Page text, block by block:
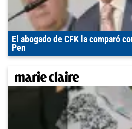
El abogado de CFK la comparó
Pen